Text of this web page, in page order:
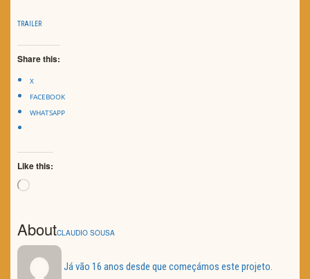
TRAILER
Share this:
X
FACEBOOK
WHATSAPP
Like this:
Loading…
AboutCLAUDIO SOUSA
Já vão 16 anos desde que começámos este projeto.